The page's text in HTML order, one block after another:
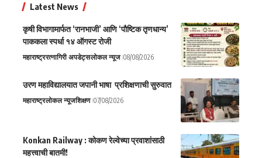
Latest News
कृषी विभागामार्फत ‘रानभाजी’ आणि ‘पौष्टिक तृणधान्य’
पाककला स्पर्धा १४ ऑगस्ट रोजी
महाराष्ट्ररत्नागिरी अपडेट्सलोकल न्यूज 08/08/2026
उरण महाविद्यालयात जपानी भाषा प्रशिक्षणाची सुरुवात
महाराष्ट्रलोकल न्यूजशिक्षण 07/08/2026
Konkan Railway : कोकण रेल्वेच्या प्रवाशांसाठी
महत्त्वाची बातमी!